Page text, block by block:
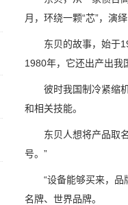
月，环绕一颗“芯”，演
东贝的故事，始于
1980年，它还出产出我
彼时我国制冷紧缩机
和相关技能。
东贝人想将产品取名
号。”
“设备能够买来，品牌
名牌、世界品牌。